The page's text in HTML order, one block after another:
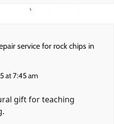
service for rock chips in
at 7:45 am
gift for teaching